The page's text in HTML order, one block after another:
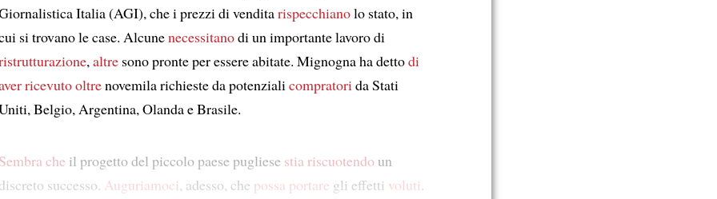
Italia (AGI), che i prezzi di venditarispecchianolo stato, in
si trovano le case. Alcunenecessitanodi un importante lavoro di
,altre sono pronte per essere abitate. Mignogna ha dettodi
ricevutooltrenovemila richieste da potenzialicompratorida Stati
Belgio, Argentina, Olanda e Brasile.
Sembra che il progetto del piccolo paese pugliese stia riscuotendo un
discreto successo. Auguriamoci, adesso, che possa portare gli effetti voluti.